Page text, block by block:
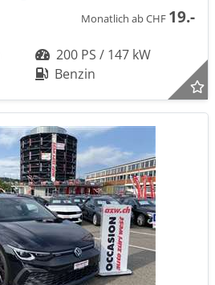
Monatlich ab CHF 19.-
200 PS / 147 kW
Benzin